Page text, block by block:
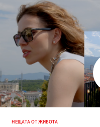
НЕЩАТА ОТ ЖИВОТА